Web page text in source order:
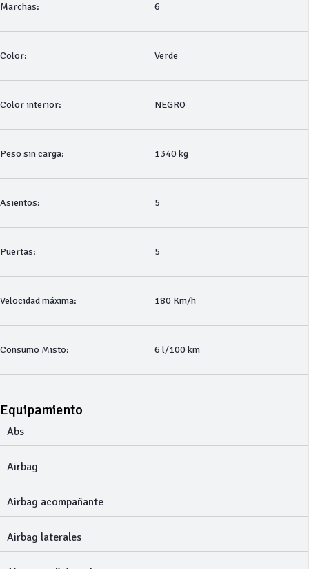
Marchas: 6
Color: Verde
Color interior: NEGRO
Peso sin carga: 1340 kg
Asientos: 5
Puertas: 5
Velocidad máxima: 180 Km/h
Consumo Misto: 6 l/100 km
Equipamiento
Abs
Airbag
Airbag acompañante
Airbag laterales